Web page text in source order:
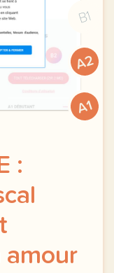
B1
A2
A1
:
amour